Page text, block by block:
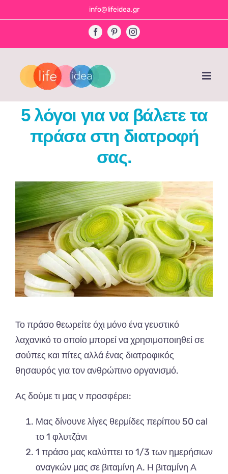
to
info@lifeidea.gr
FacebookPinterestInstagram
5 λόγοι για να βάλετε τα
πράσα στη διατροφή
σας.
Το πράσο θεωρείτε όχι μόνο ένα γευστικό
λαχανικό το οποίο μπορεί να χρησιμοποιηθεί σε
σούπες και πίτες αλλά ένας διατροφικός
θησαυρός για τον ανθρώπινο οργανισμό.
Ας δούμε τι μας ν προσφέρει:
Μας δίνουνε λίγες θερμίδες περίπου 50 cal
το 1 φλυτζάνι
1 πράσο μας καλύπτει το 1/3 των ημερήσιων
αναγκών μας σε βιταμίνη Α. Η βιταμίνη Α